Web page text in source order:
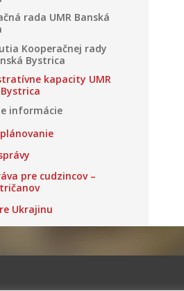
rada UMR Banská
Kooperačnej rady
Bystrica
kapacity UMR
informácie
pre cudzincov –
Ukrajinu